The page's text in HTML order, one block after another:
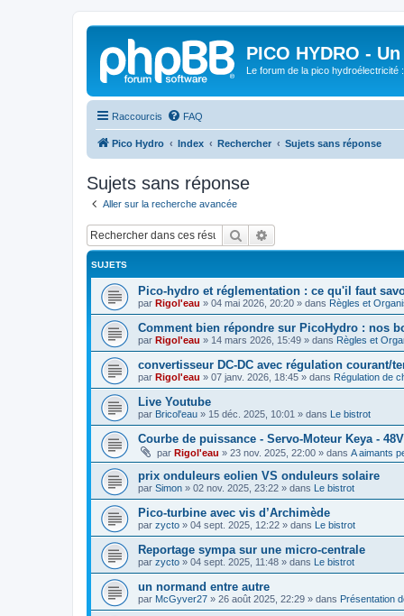
PICO HYDRO -
Le forum de la pico hydroélectricité
Raccourcis FAQ
Pico Hydro Index Rechercher Sujets sans réponse
Sujets sans réponse
Aller sur la recherche avancée
Rechercher
SUJETS
Pico-hydro et réglementation : ce qu'il faut
par Rigol'eau » 04 mai 2026, 20:20 » dans Règles et
Comment bien répondre sur PicoHydro : nos
par Rigol'eau » 14 mars 2026, 15:49 » dans Règles et
convertisseur DC‑DC avec régulation courant/
par Rigol'eau » 07 janv. 2026, 18:45 » dans Régulation de
Live Youtube
par Bricol'eau » 15 déc. 2025, 10:01 » dans Le bistrot
Courbe de puissance - Servo-Moteur Keya -
par Rigol'eau » 23 nov. 2025, 22:00 » dans A aimants
prix onduleurs eolien VS onduleurs solaire
par Simon » 02 nov. 2025, 23:22 » dans Le bistrot
Pico-turbine avec vis d’Archimède
par zycto » 04 sept. 2025, 12:22 » dans Le bistrot
Reportage sympa sur une micro-centrale
par zycto » 04 sept. 2025, 11:48 » dans Le bistrot
un normand entre autre
par McGyver27 » 26 août 2025, 22:29 » dans Présentation